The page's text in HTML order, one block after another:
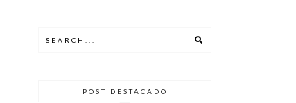
POST DESTACADO